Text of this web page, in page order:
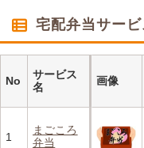
宅配弁当サー
No
サービス
名
画像
1
まごころ
弁当